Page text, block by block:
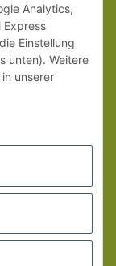
Analytics,
Express
Einstellung
unten). Weitere
unserer